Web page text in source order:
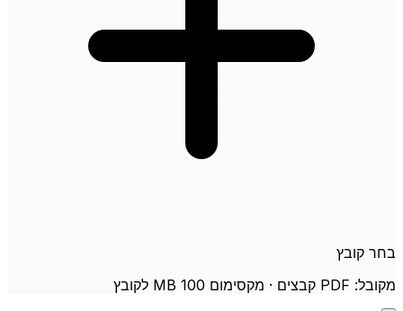
בחר קובץ
מקובל: PDF קבצים · מקסימום 100 MB לקובץ